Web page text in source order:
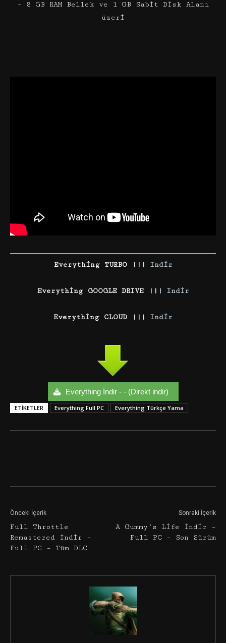
– 8 GB RAM Bellek ve 1 GB Sabit Disk Alanı
üzeri
Everything TURBO ||| Indir
Everything GOOGLE DRIVE ||| Indir
Everything CLOUD ||| Indir
Everything İndir - - (Direkt indir)
ETIKETLER Everything Full PC Everything Türkçe Yama
Önceki İçerik
Full Throttle
Remastered İndir –
Full PC – Tüm DLC
Sonraki İçerik
A Gummy’s Life İndir –
Full PC – Son Sürüm